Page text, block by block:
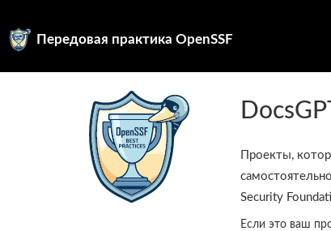
Передовая практика OpenSSF
Проекты,
Security
Если это ваш